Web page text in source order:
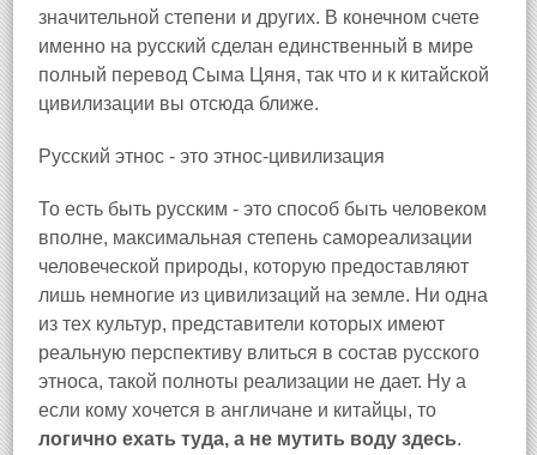
значительной степени и других. В конечном счете
именно на русский сделан единственный в мире
полный перевод Сыма Цяня, так что и к китайской
цивилизации вы отсюда ближе.
Русский этнос - это этнос-цивилизация
То есть быть русским - это способ быть человеком
вполне, максимальная степень самореализации
человеческой природы, которую предоставляют
лишь немногие из цивилизаций на земле. Ни одна
из тех культур, представители которых имеют
реальную перспективу влиться в состав русского
этноса, такой полноты реализации не дает. Ну а
если кому хочется в англичане и китайцы, то
логично ехать туда, а не мутить воду здесь.